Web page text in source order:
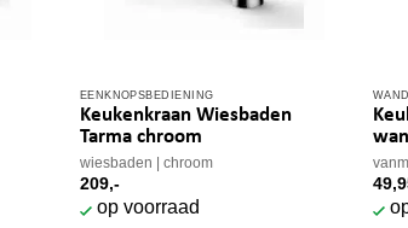
EENKNOPSBEDIENING
Keukenkraan Wiesbaden
Tarma chroom
wiesbaden chroom
209,-
op voorraad